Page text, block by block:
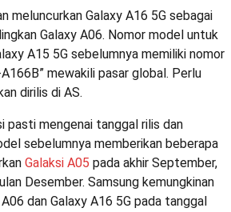
meluncurkan Galaxy A16 5G sebagai
Galaxy A06. Nomor model untuk
A15 5G sebelumnya memiliki nomor
mewakili pasar global. Perlu
dirilis di AS.
pasti mengenai tanggal rilis dan
sebelumnya memberikan beberapa
Galaksi A05 pada akhir September,
Desember. Samsung kemungkinan
dan Galaxy A16 5G pada tanggal